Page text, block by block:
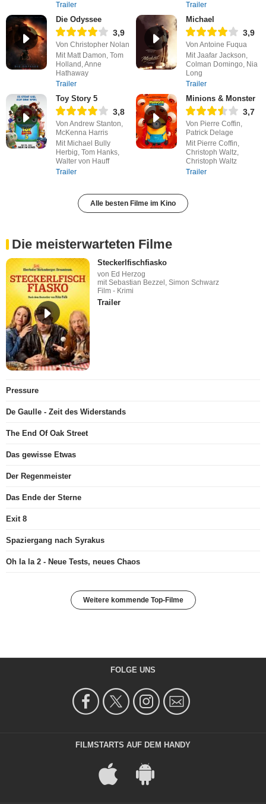
Trailer
Trailer
Die Odyssee
3,9
Von Christopher Nolan
Mit Matt Damon, Tom
Holland, Anne
Hathaway
Trailer
Michael
3,9
Von Antoine Fuqua
Mit Jaafar Jackson,
Colman Domingo, Nia
Long
Trailer
Toy Story 5
3,8
Von Andrew Stanton,
McKenna Harris
Mit Michael Bully
Herbig, Tom Hanks,
Walter von Hauff
Trailer
Minions & Monster
3,7
Von Pierre Coffin,
Patrick Delage
Mit Pierre Coffin,
Christoph Waltz,
Christoph Waltz
Trailer
Alle besten Filme im Kino
Die meisterwarteten Filme
Steckerlfischfiasko
von Ed Herzog
mit Sebastian Bezzel, Simon Schwarz
Film - Krimi
Trailer
Pressure
De Gaulle - Zeit des Widerstands
The End Of Oak Street
Das gewisse Etwas
Der Regenmeister
Das Ende der Sterne
Exit 8
Spaziergang nach Syrakus
Oh la la 2 - Neue Tests, neues Chaos
Weitere kommende Top-Filme
FOLGE UNS
FILMSTARTS AUF DEM HANDY